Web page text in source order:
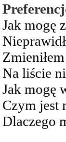
Jak mogę
Na liście
Jak mogę
Czym jest
Dlaczego